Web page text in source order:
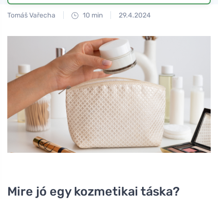
Tomáš Vařecha 10 min 29.4.2024
Mire jó egy kozmetikai táska?